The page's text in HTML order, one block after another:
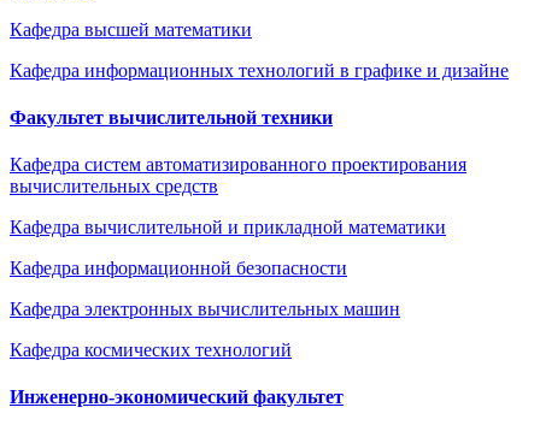
Кафедра высшей математики
Кафедра информационных технологий в графике и дизайне
Факультет вычислительной техники
Кафедра систем автоматизированного проектирования
вычислительных средств
Кафедра вычислительной и прикладной математики
Кафедра информационной безопасности
Кафедра электронных вычислительных машин
Кафедра космических технологий
Инженерно-экономический факультет